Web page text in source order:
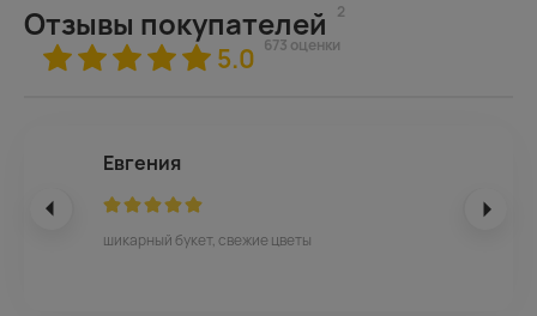
Отзывы покупателей 2
5.0 673 оценки
Евгения
шикарный букет, свежие цветы